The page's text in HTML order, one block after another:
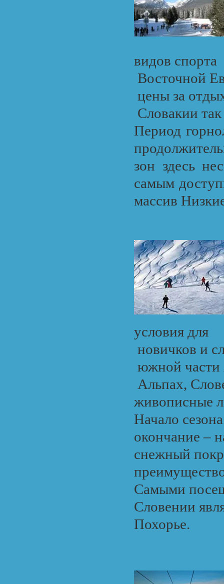
видов спорта
Восточной
цены за
Словакии
Период
зон здесь
самым
массив
условия для
новичков и
южной части
Альпах,
живописные
Начало
окончание –
снежный
Самыми
Словении
Похорье.